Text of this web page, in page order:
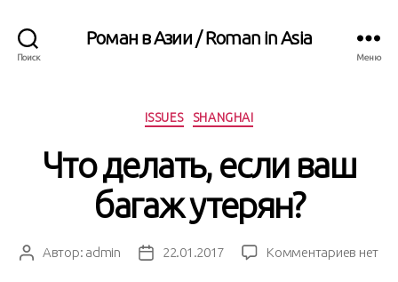
Поиск
Роман в Азии / Roman in Asia
Меню
Рубрики
ISSUES SHANGHAI
Что делать, если ваш
багаж утерян?
АвторАвтор: admin
Дата22.01.2017 Комментариев кнет